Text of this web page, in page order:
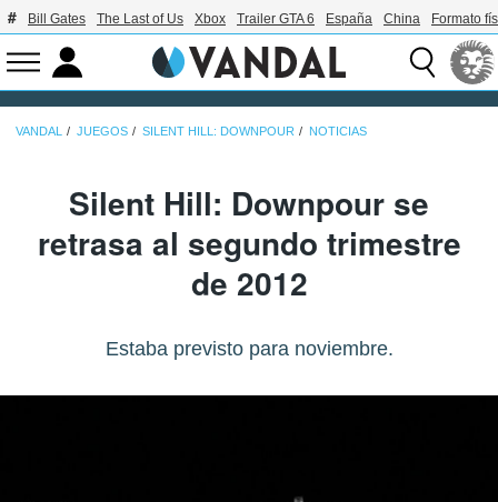
Bill Gates The Last of Us Xbox Trailer GTA 6 España China Formato
VANDAL JUEGOS SILENT HILL: DOWNPOUR NOTICIAS
Silent Hill: Downpour se
retrasa al segundo trimestre
de 2012
Estaba previsto para noviembre.